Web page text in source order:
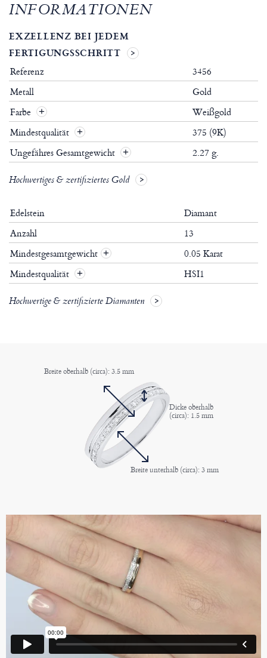
INFORMATIONEN
EXZELLENZ BEI JEDEM
FERTIGUNGSSCHRITT
Referenz
3456
Metall
Gold
Farbe
Weißgold
Mindestqualität
375 (9K)
Ungefähres Gesamtgewicht
2.27 g.
Hochwertiges & zertifiziertes Gold
Edelstein
Diamant
Anzahl
13
Mindestgesamtgewicht +
0.05 Karat
Mindestqualität
+ HSI1
Hochwertige & zertifizierte Diamanten
Breite oberhalb (circa): 3.5 mm
Dicke oberhalb
(circa): 1.5 mm
Breite unterhalb (circa): 3 mm